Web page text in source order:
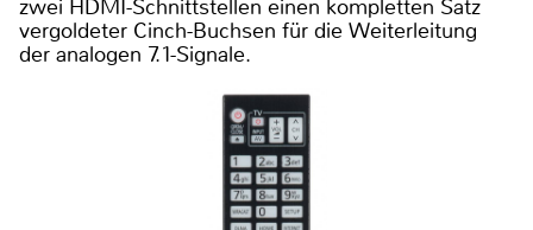
zwei HDMI-Schnittstellen einen kompletten Satz
vergoldeter Cinch-Buchsen für die Weiterleitung
der analogen 7.1-Signale.